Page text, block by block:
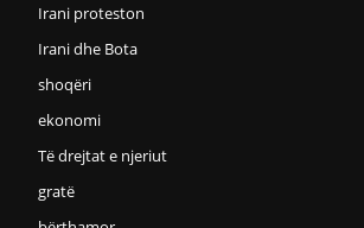
Irani proteston
Irani dhe Bota
shoqëri
ekonomi
Të drejtat e njeriut
gratë